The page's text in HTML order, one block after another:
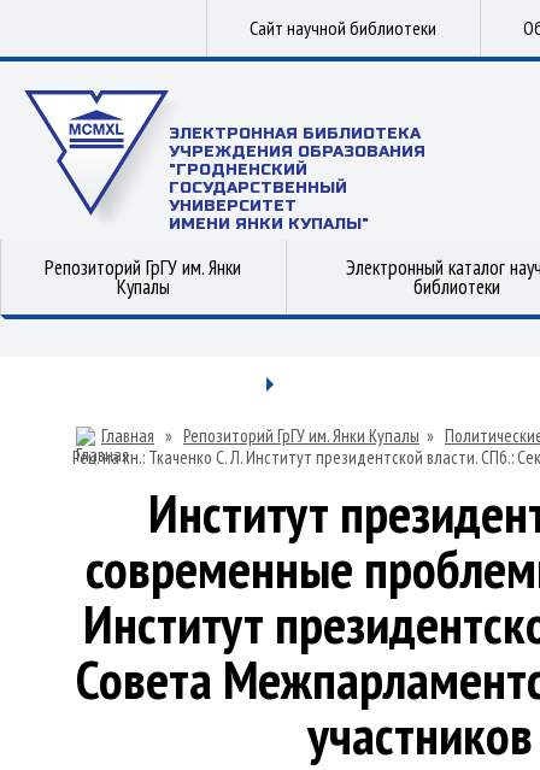
Сайт научной библиотеки
ЭЛЕКТРОННАЯ БИБЛИОТЕКА
УЧРЕЖДЕНИЯ ОБРАЗОВАНИЯ
"ГРОДНЕНСКИЙ
ГОСУДАРСТВЕННЫЙ
УНИВЕРСИТЕТ
ИМЕНИ ЯНКИ КУПАЛЫ"
Репозиторий ГрГУ им. Янки
Купалы
Электронный каталог
библиотеки
Главная » Репозиторий ГрГУ им. Янки Купалы »
Рец. на кн.: Ткаченко С. Л. Институт президентской власти. СПб.:
Институт
современные
Институт
Совета